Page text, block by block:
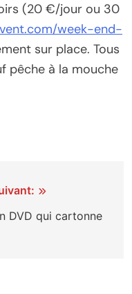
(20 €/jour ou 30
week-end-
sur place. Tous
pêche à la mouche
DVD qui cartonne